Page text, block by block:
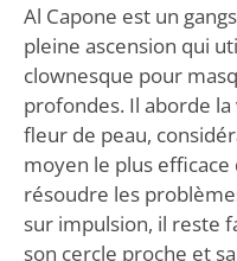
Al Capone est un
pleine ascension qui
clownesque pour
profondes. Il aborde
fleur de peau,
moyen le plus efficace
résoudre les
sur impulsion, il reste
son cercle proche et